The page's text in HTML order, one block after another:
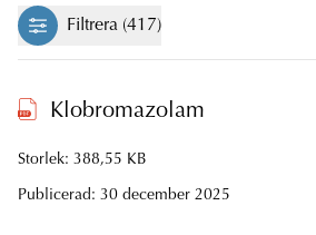
Filtrera (417)
Klobromazolam
Storlek: 388,55 KB
Publicerad: 30 december 2025